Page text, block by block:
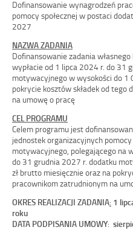
Dofinansowanie wynagrodzeń
pomocy społecznej w postaci
2027
NAZWA ZADANIA
Dofinansowanie zadania
wypłacie od 1 lipca 2024 r. do 31
motywacyjnego w wysokości do 1
pokrycie kosztów składek od
na umowę o pracę
CEL PROGRAMU
Celem programu jest
jednostek organizacyjnych
motywacyjnego, polegającego na
do 31 grudnia 2027 r. dodatku
zł brutto miesięcznie oraz na
pracownikom zatrudnionym na
OKRES REALIZACJI ZADANIA: 1
roku
DATA PODPISANIA UMOWY: